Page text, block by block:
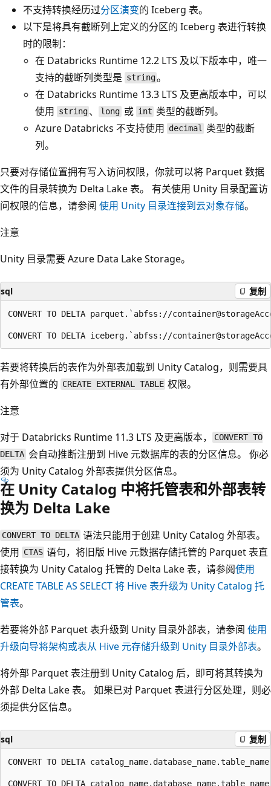
不支持转换经历过分区演变的 Iceberg 表。
以下是将具有截断列上定义的分区的 Iceberg 表进行转换
时的限制：
在 Databricks Runtime 12.2 LTS 及以下版本中，唯一
支持的截断列类型是 string。
在 Databricks Runtime 13.3 LTS 及更高版本中，可以
使用 string 、 long或 int 类型的截断列。
Azure Databricks 不支持使用 decimal 类型的截断
列。
只要对存储位置拥有写入访问权限，你就可以将 Parquet 数据
文件的目录转换为 Delta Lake 表。 有关使用 Unity 目录配置访
问权限的信息，请参阅 使用 Unity 目录连接到云对象存储。
注意
Unity 目录需要 Azure Data Lake Storage。
sql 复制
CONVERT TO DELTA parquet.`abfss://
若要将转换后的表作为外部表加载到 Unity Catalog，则需要具
有外部位置的 CREATE EXTERNAL TABLE 权限。
注意
对于 Databricks Runtime 11.3 LTS 及更高版本，
CONVERT TO
DELTA 会自动推断注册到 Hive 元数据库的表的分区信息。 你必
须为 Unity Catalog 外部表提供分区信息。
在 Unity Catalog 中将托管表和外部表转
换为 Delta Lake
CONVERT TO DELTA 语法只能用于创建 Unity Catalog 外部表。
使用 CTAS 语句，将旧版 Hive 元数据存储托管的 Parquet 表直
接转换为 Unity Catalog 托管的 Delta Lake 表，请参阅使用
CREATE TABLE AS SELECT 将 Hive 表升级为 Unity Catalog 托
管表。
若要将外部 Parquet 表升级到 Unity 目录外部表，请参阅 使用
升级向导将架构或表从 Hive 元存储升级到 Unity 目录外部表。
将外部 Parquet 表注册到 Unity Catalog 后，即可将其转换为
外部 Delta Lake 表。 如果已对 Parquet 表进行分区处理，则必
须提供分区信息。
sql 复制
CONVERT TO DELTA